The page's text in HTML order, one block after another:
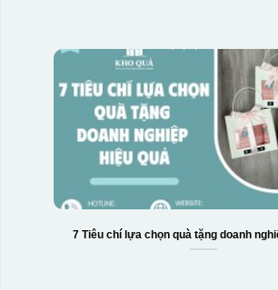
7 Tiêu chí lựa chọn quà tặng doanh